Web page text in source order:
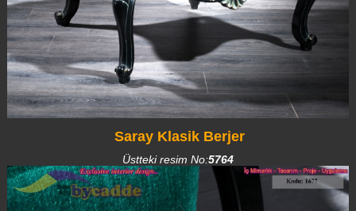
Saray Klasik Berjer
Üstteki resim No:5764